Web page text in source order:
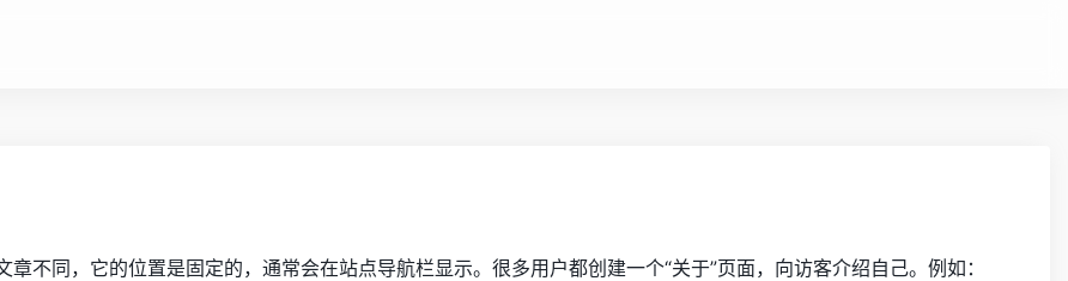
不同，它的位置是固定的，通常会在站点导航栏显示。很多用户都创建一个“关于”页面，向访客介绍自己。例如：